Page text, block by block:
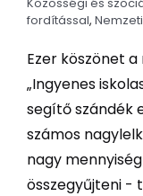
fordítással,
Ezer köszönet
„Ingyenes
segítő szándék
számos
nagy
összegyűjteni -